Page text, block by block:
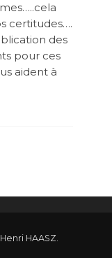
certitudes….
des
pour ces
aident à
HAASZ.